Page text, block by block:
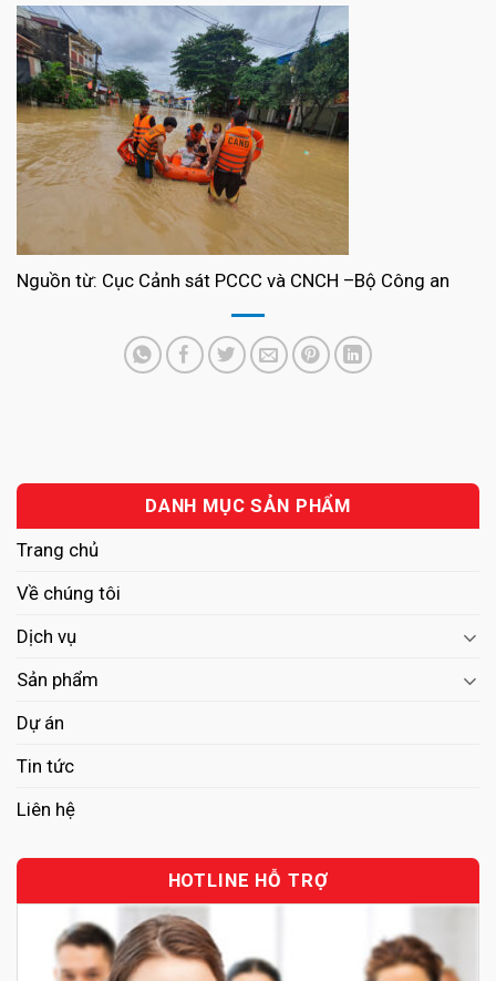
Nguồn từ: Cục Cảnh sát PCCC và CNCH –Bộ Công an
DANH MỤC SẢN PHẨM
Trang chủ
Về chúng tôi
Dịch vụ
Sản phẩm
Dự án
Tin tức
Liên hệ
HOTLINE HỖ TRỢ